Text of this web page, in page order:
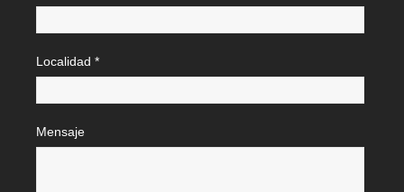
Localidad *
Mensaje